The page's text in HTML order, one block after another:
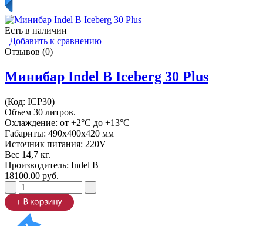
Есть в наличии
Добавить к сравнению
Отзывов (0)
Минибар Indel B Iceberg 30 Plus
(Код: ICP30)
Объем 30 литров.
Охлаждение: от +2°C до +13°C
Габариты: 490х400х420 мм
Источник питания: 220V
Вес 14,7 кг.
Производитель: Indel B
18100.00 руб.